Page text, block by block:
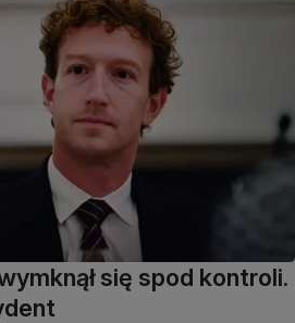
się spod kontroli.